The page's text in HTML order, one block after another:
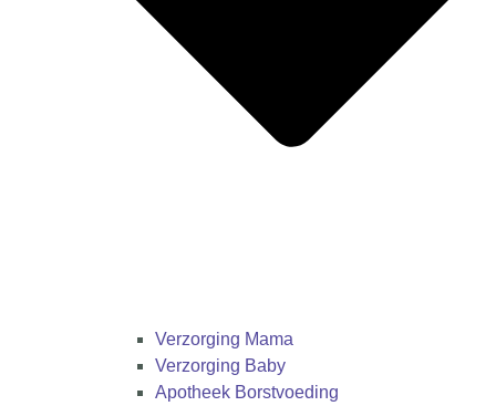
Verzorging Mama
Verzorging Baby
Apotheek Borstvoeding